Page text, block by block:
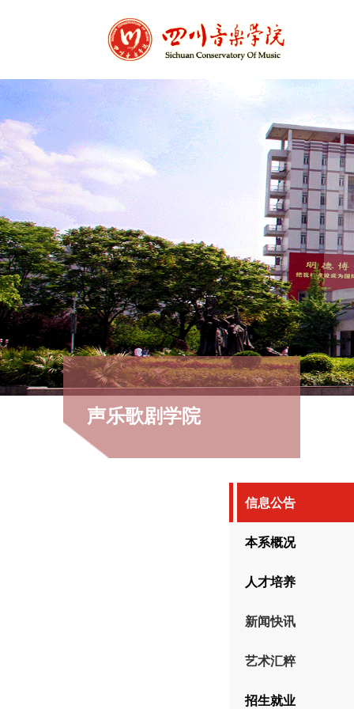
声乐歌剧学院
信息公告
本系概况
人才培养
新闻快讯
艺术汇粹
招生就业